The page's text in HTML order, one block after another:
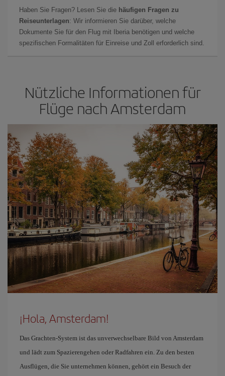
Haben Sie Fragen? Lesen Sie die häufigen Fragen zu
Reiseunterlagen: Wir informieren Sie darüber, welche
Dokumente Sie für den Flug mit Iberia benötigen und welche
spezifischen Formalitäten für Einreise und Zoll erforderlich sind.
Nützliche Informationen für
Flüge nach Amsterdam
¡Hola, Amsterdam!
Das Grachten-System ist das unverwechselbare Bild von Amsterdam
und lädt zum Spazierengehen oder Radfahren ein. Zu den besten
Ausflügen, die Sie unternehmen können, gehört ein Besuch der